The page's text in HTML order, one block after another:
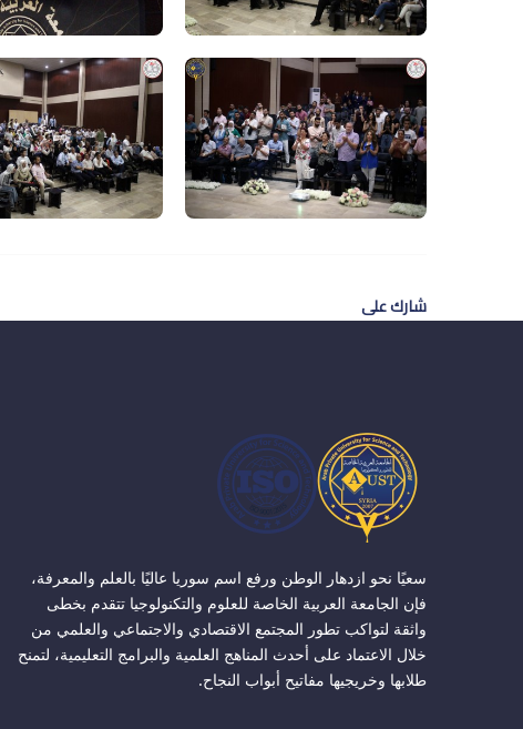
شارك على
سعيًا نحو ازدهار الوطن ورفع اسم سوريا عاليًا بالعلم والمعرفة،
فإن الجامعة العربية الخاصة للعلوم والتكنولوجيا تتقدم بخطى
واثقة لتواكب تطور المجتمع الاقتصادي والاجتماعي والعلمي من
خلال الاعتماد على أحدث المناهج العلمية والبرامج التعليمية، لتمنح
طلابها وخريجيها مفاتيح أبواب النجاح.